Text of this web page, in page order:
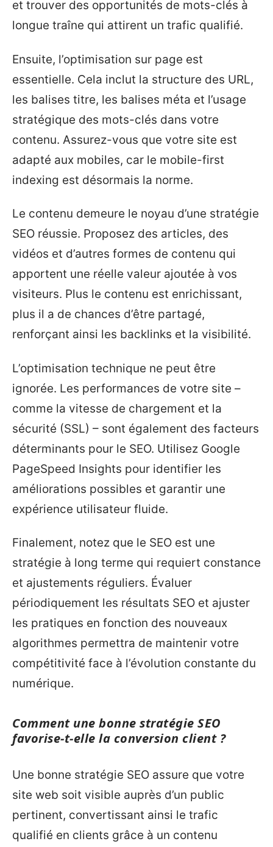
et trouver des opportunités de mots-clés à
longue traîne qui attirent un trafic qualifié.
Ensuite, l’optimisation sur page est
essentielle. Cela inclut la structure des URL,
les balises titre, les balises méta et l’usage
stratégique des mots-clés dans votre
contenu. Assurez-vous que votre site est
adapté aux mobiles, car le mobile-first
indexing est désormais la norme.
Le contenu demeure le noyau d’une stratégie
SEO réussie. Proposez des articles, des
vidéos et d’autres formes de contenu qui
apportent une réelle valeur ajoutée à vos
visiteurs. Plus le contenu est enrichissant,
plus il a de chances d’être partagé,
renforçant ainsi les backlinks et la visibilité.
L’optimisation technique ne peut être
ignorée. Les performances de votre site –
comme la vitesse de chargement et la
sécurité (SSL) – sont également des facteurs
déterminants pour le SEO. Utilisez Google
PageSpeed Insights pour identifier les
améliorations possibles et garantir une
expérience utilisateur fluide.
Finalement, notez que le SEO est une
stratégie à long terme qui requiert constance
et ajustements réguliers. Évaluer
périodiquement les résultats SEO et ajuster
les pratiques en fonction des nouveaux
algorithmes permettra de maintenir votre
compétitivité face à l’évolution constante du
numérique.
Comment une bonne stratégie SEO
favorise-t-elle la conversion client ?
Une bonne stratégie SEO assure que votre
site web soit visible auprès d’un public
pertinent, convertissant ainsi le trafic
qualifié en clients grâce à un contenu